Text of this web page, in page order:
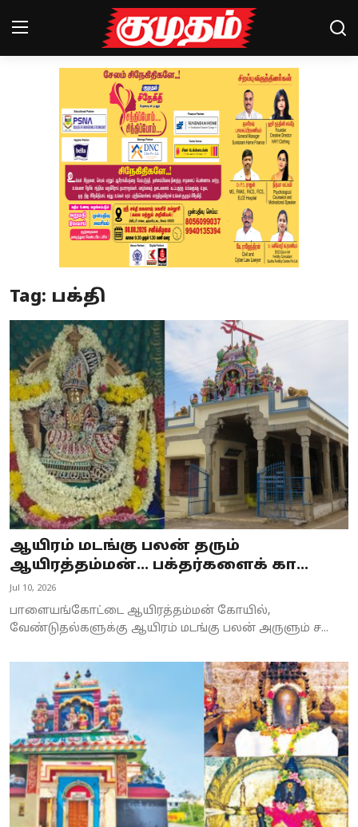
Magazines
Special Story
Business
Crime
Tamilnadu
National
World
Astrology
Spirituality
Weather
Politics
Tag: பக்தி
ஆயிரம் மடங்கு பலன் தரும்
ஆயிரத்தம்மன்... பக்தர்களைக் கா...
Jul 10, 2026
பாளையங்கோட்டை ஆயிரத்தம்மன் கோயில்,
வேண்டுதல்களுக்கு ஆயிரம் மடங்கு பலன் அருளும் ச...